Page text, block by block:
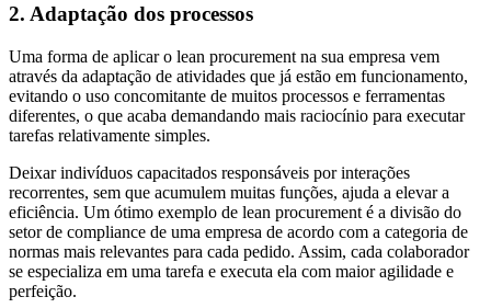
2. Adaptação dos processos
Uma forma de aplicar o lean procurement na sua empresa vem
através da adaptação de atividades que já estão em funcionamento,
evitando o uso concomitante de muitos processos e ferramentas
diferentes, o que acaba demandando mais raciocínio para executar
tarefas relativamente simples.
Deixar indivíduos capacitados responsáveis por interações
recorrentes, sem que acumulem muitas funções, ajuda a elevar a
eficiência. Um ótimo exemplo de lean procurement é a divisão do
setor de compliance de uma empresa de acordo com a categoria de
normas mais relevantes para cada pedido. Assim, cada colaborador
se especializa em uma tarefa e executa ela com maior agilidade e
perfeição.